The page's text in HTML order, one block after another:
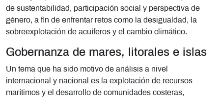
de sustentabilidad, participación social y perspectiva de
género, a fin de enfrentar retos como la desigualdad, la
sobreexplotación de acuíferos y el cambio climático.
Gobernanza de mares, litorales e islas
Un tema que ha sido motivo de análisis a nivel
internacional y nacional es la explotación de recursos
marítimos y el desarrollo de comunidades costeras,